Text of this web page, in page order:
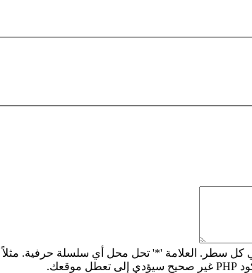
كل سطر. العلامة '*' تحل محل أي سلسلة حرفية. مثلاً